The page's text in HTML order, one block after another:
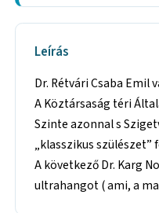
Leírás
Dr. Rétvári Csaba Emil
A Köztársaság téri
Szinte azonnal s
„klasszikus szülészet”
A következő Dr. Karg
ultrahangot ( ami, a